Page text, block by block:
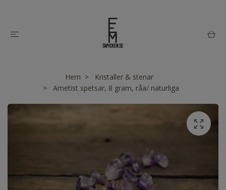
Hem
Kristaller & stenar
Ametist spetsar, 8 gram, råa/ naturliga